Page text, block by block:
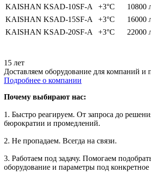
KAISHAN KSAD-10SF-A +3°C 10800
KAISHAN KSAD-15SF-A +3°C 16000
KAISHAN KSAD-20SF-A +3°C 22000
15 лет
Доставляем оборудование для компаний и
Подробнее о компании
Почему выбирают нас:
1. Быстро реагируем. От запроса до
бюрократии и промедлений.
2. Не пропадаем. Всегда на связи.
3. Работаем под задачу. Помогаем
оборудование и параметры под конкретное